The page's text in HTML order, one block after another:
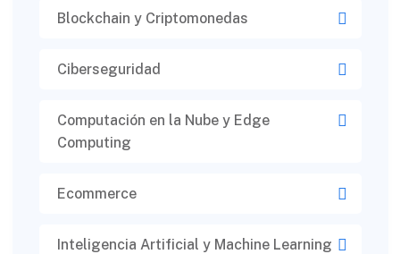
Blockchain y Criptomonedas
Ciberseguridad​
Computación en la Nube y Edge
Computing
Ecommerce
Inteligencia Artificial y Machine Learning